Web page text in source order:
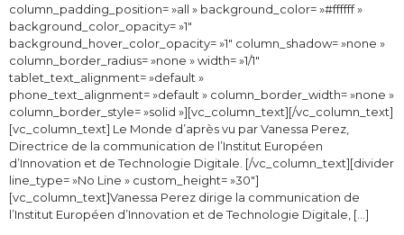
column_padding_position= »all » background_color= »#ffffff »
background_color_opacity= »1″
background_hover_color_opacity= »1″ column_shadow= »none »
column_border_radius= »none » width= »1/1″
tablet_text_alignment= »default »
phone_text_alignment= »default » column_border_width= »none »
column_border_style= »solid »][vc_column_text][/vc_column_text]
[vc_column_text] Le Monde d’après vu par Vanessa Perez,
Directrice de la communication de l’Institut Européen
d’Innovation et de Technologie Digitale. [/vc_column_text][divider
line_type= »No Line » custom_height= »30″]
[vc_column_text]Vanessa Perez dirige la communication de
l’Institut Européen d’Innovation et de Technologie Digitale, […]